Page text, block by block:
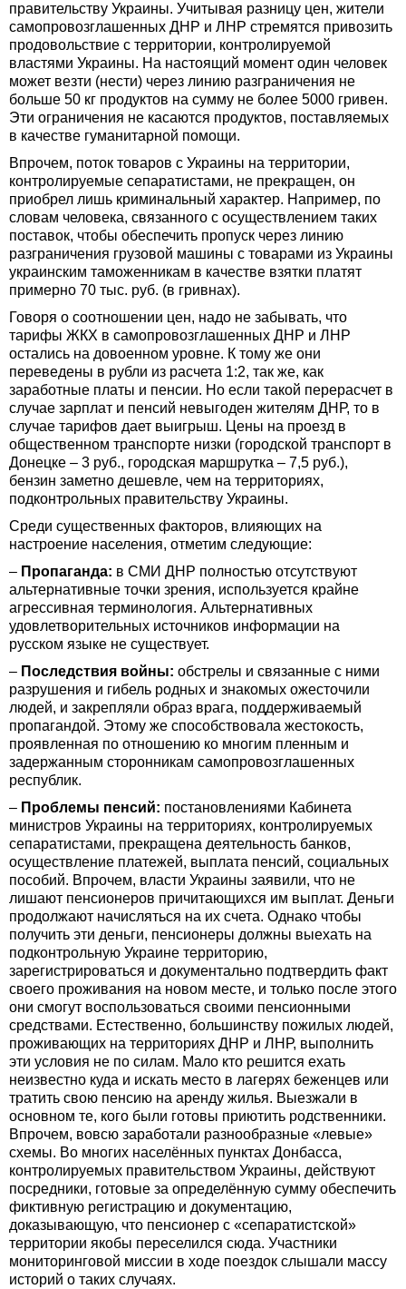
правительству Украины. Учитывая разницу цен, жители
самопровозглашенных ДНР и ЛНР стремятся привозить
продовольствие с территории, контролируемой
властями Украины. На настоящий момент один человек
может везти (нести) через линию разграничения не
больше 50 кг продуктов на сумму не более 5000 гривен.
Эти ограничения не касаются продуктов, поставляемых
в качестве гуманитарной помощи.
Впрочем, поток товаров с Украины на территории,
контролируемые сепаратистами, не прекращен, он
приобрел лишь криминальный характер. Например, по
словам человека, связанного с осуществлением таких
поставок, чтобы обеспечить пропуск через линию
разграничения грузовой машины с товарами из Украины
украинским таможенникам в качестве взятки платят
примерно 70 тыс. руб. (в гривнах).
Говоря о соотношении цен, надо не забывать, что
тарифы ЖКХ в самопровозглашенных ДНР и ЛНР
остались на довоенном уровне. К тому же они
переведены в рубли из расчета 1:2, так же, как
заработные платы и пенсии. Но если такой перерасчет в
случае зарплат и пенсий невыгоден жителям ДНР, то в
случае тарифов дает выигрыш. Цены на проезд в
общественном транспорте низки (городской транспорт в
Донецке – 3 руб., городская маршрутка – 7,5 руб.),
бензин заметно дешевле, чем на территориях,
подконтрольных правительству Украины.
Среди существенных факторов, влияющих на
настроение населения, отметим следующие:
– Пропаганда: в СМИ ДНР полностью отсутствуют
альтернативные точки зрения, используется крайне
агрессивная терминология. Альтернативных
удовлетворительных источников информации на
русском языке не существует.
– Последствия войны: обстрелы и связанные с ними
разрушения и гибель родных и знакомых ожесточили
людей, и закрепляли образ врага, поддерживаемый
пропагандой. Этому же способствовала жестокость,
проявленная по отношению ко многим пленным и
задержанным сторонникам самопровозглашенных
республик.
– Проблемы пенсий: постановлениями Кабинета
министров Украины на территориях, контролируемых
сепаратистами, прекращена деятельность банков,
осуществление платежей, выплата пенсий, социальных
пособий. Впрочем, власти Украины заявили, что не
лишают пенсионеров причитающихся им выплат. Деньги
продолжают начисляться на их счета. Однако чтобы
получить эти деньги, пенсионеры должны выехать на
подконтрольную Украине территорию,
зарегистрироваться и документально подтвердить факт
своего проживания на новом месте, и только после этого
они смогут воспользоваться своими пенсионными
средствами. Естественно, большинству пожилых людей,
проживающих на территориях ДНР и ЛНР, выполнить
эти условия не по силам. Мало кто решится ехать
неизвестно куда и искать место в лагерях беженцев или
тратить свою пенсию на аренду жилья. Выезжали в
основном те, кого были готовы приютить родственники.
Впрочем, вовсю заработали разнообразные «левые»
схемы. Во многих населённых пунктах Донбасса,
контролируемых правительством Украины, действуют
посредники, готовые за определённую сумму обеспечить
фиктивную регистрацию и документацию,
доказывающую, что пенсионер с «сепаратистской»
территории якобы переселился сюда. Участники
мониторинговой миссии в ходе поездок слышали массу
историй о таких случаях.